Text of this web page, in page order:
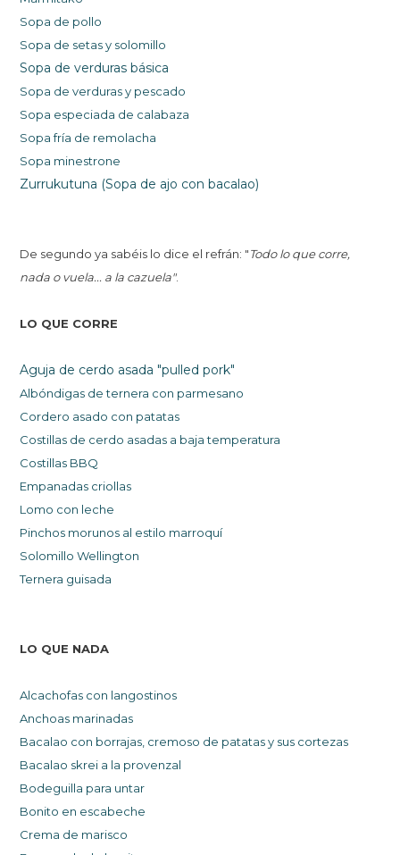
Sopa de pollo
Sopa de setas y solomillo
Sopa de verduras básica
Sopa de verduras y pescado
Sopa especiada de calabaza
Sopa fría de remolacha
Sopa minestrone
Zurrukutuna (Sopa de ajo con bacalao)
De segundo ya sabéis lo dice el refrán: "Todo lo que corre,
nada o vuela... a la cazuela".
LO QUE CORRE
Aguja de cerdo asada "pulled pork"
Albóndigas de ternera con parmesano
Cordero asado con patatas
Costillas de cerdo asadas a baja temperatura
Costillas BBQ
Empanadas criollas
Lomo con leche
Pinchos morunos al estilo marroquí
Solomillo Wellington
Ternera guisada
LO QUE NADA
Alcachofas con langostinos
Anchoas marinadas
Bacalao con borrajas, cremoso de patatas y sus cortezas
Bacalao skrei a la provenzal
Bodeguilla para untar
Bonito en escabeche
Crema de marisco